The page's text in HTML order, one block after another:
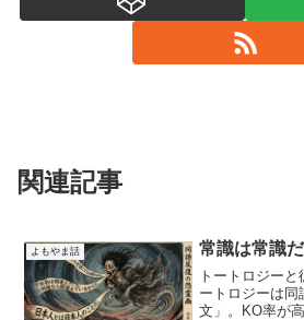
関連記事
よもやま話 常識は常識
トートロジー
ートロジーは同
文」。KO率が